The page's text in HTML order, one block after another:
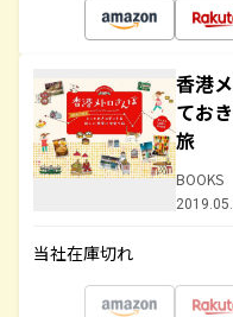
香港
てお
旅
BOOKS
当社在庫切れ